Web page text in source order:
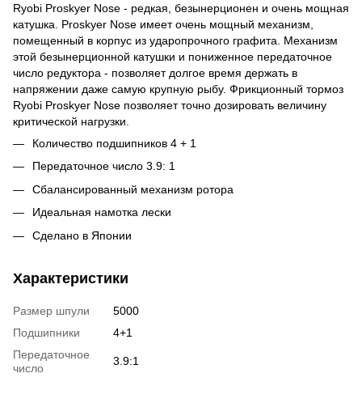
Ryobi Proskyer Nose - редкая, безынерционен и очень мощная
катушка. Proskyer Nose имеет очень мощный механизм,
помещенный в корпус из ударопрочного графита. Механизм
этой безынерционной катушки и пониженное передаточное
число редуктора - позволяет долгое время держать в
напряжении даже самую крупную рыбу. Фрикционный тормоз
Ryobi Proskyer Nose позволяет точно дозировать величину
критической нагрузки.
Количество подшипников 4 + 1
Передаточное число 3.9: 1
Сбалансированный механизм ротора
Идеальная намотка лески
Сделано в Японии
Характеристики
Размер шпули
5000
Подшипники
4+1
Передаточное
число
3.9:1